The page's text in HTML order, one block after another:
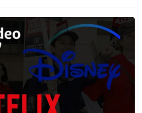
国内TV番組・ドラマ
国内映画
アジアTV番組・ドラマ
アジア映画
Netflix 全作品ラインナップ
Netflix配信作品カスタム検索
トレンド
VOD 総合作品情報